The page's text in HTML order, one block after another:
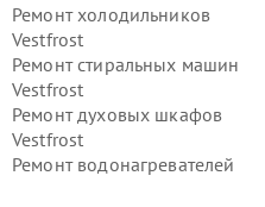
Ремонт холодильников
Vestfrost
Ремонт стиральных машин
Vestfrost
Ремонт духовых шкафов
Vestfrost
Ремонт водонагревателей